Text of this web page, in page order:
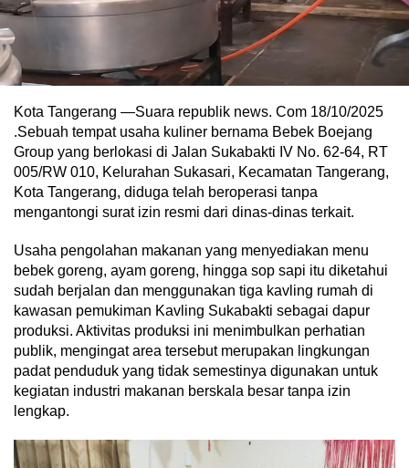
Kota Tangerang —Suara republik news. Com 18/10/2025
.Sebuah tempat usaha kuliner bernama Bebek Boejang
Group yang berlokasi di Jalan Sukabakti IV No. 62-64, RT
005/RW 010, Kelurahan Sukasari, Kecamatan Tangerang,
Kota Tangerang, diduga telah beroperasi tanpa
mengantongi surat izin resmi dari dinas-dinas terkait.
Usaha pengolahan makanan yang menyediakan menu
bebek goreng, ayam goreng, hingga sop sapi itu diketahui
sudah berjalan dan menggunakan tiga kavling rumah di
kawasan pemukiman Kavling Sukabakti sebagai dapur
produksi. Aktivitas produksi ini menimbulkan perhatian
publik, mengingat area tersebut merupakan lingkungan
padat penduduk yang tidak semestinya digunakan untuk
kegiatan industri makanan berskala besar tanpa izin
lengkap.